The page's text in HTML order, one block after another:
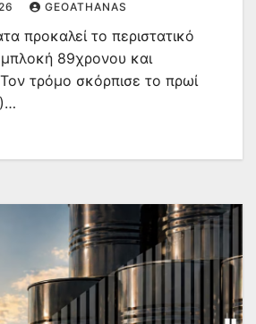
GEOATHANAS
προκαλεί το περιστατικό
89χρονου και
τρόμο σκόρπισε το πρωί